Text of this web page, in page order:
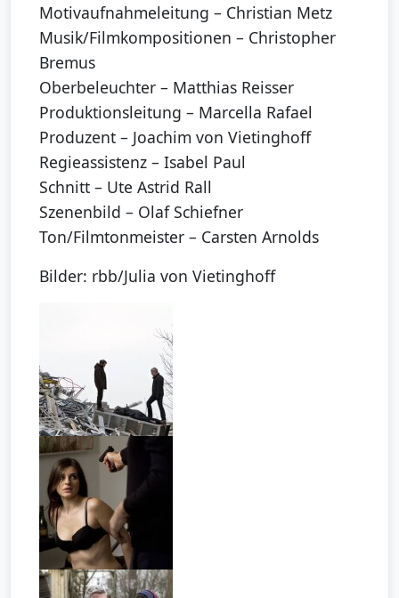
Motivaufnahmeleitung – Christian Metz
Musik/Filmkompositionen – Christopher
Bremus
Oberbeleuchter – Matthias Reisser
Produktionsleitung – Marcella Rafael
Produzent – Joachim von Vietinghoff
Regieassistenz – Isabel Paul
Schnitt – Ute Astrid Rall
Szenenbild – Olaf Schiefner
Ton/Filmtonmeister – Carsten Arnolds
Bilder: rbb/Julia von Vietinghoff